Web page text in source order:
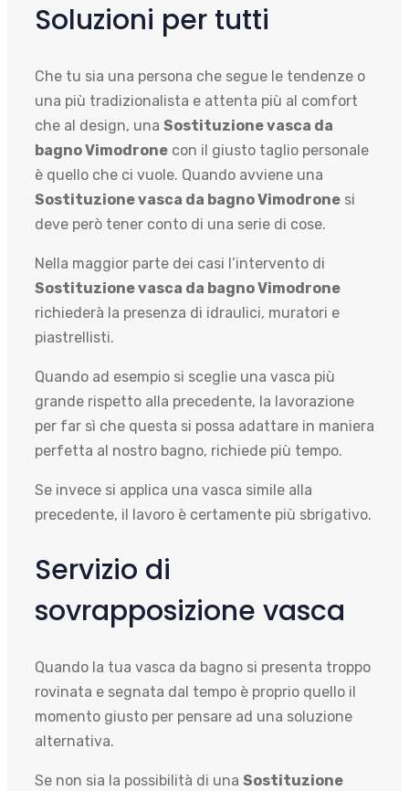
Soluzioni per tutti
Che tu sia una persona che segue le tendenze o
una più tradizionalista e attenta più al comfort
che al design, una Sostituzione vasca da
bagno Vimodrone con il giusto taglio personale
è quello che ci vuole. Quando avviene una
Sostituzione vasca da bagno Vimodrone si
deve però tener conto di una serie di cose.
Nella maggior parte dei casi l’intervento di
Sostituzione vasca da bagno Vimodrone
richiederà la presenza di idraulici, muratori e
piastrellisti.
Quando ad esempio si sceglie una vasca più
grande rispetto alla precedente, la lavorazione
per far sì che questa si possa adattare in maniera
perfetta al nostro bagno, richiede più tempo.
Se invece si applica una vasca simile alla
precedente, il lavoro è certamente più sbrigativo.
Servizio di
sovrapposizione vasca
Quando la tua vasca da bagno si presenta troppo
rovinata e segnata dal tempo è proprio quello il
momento giusto per pensare ad una soluzione
alternativa.
Se non sia la possibilità di una Sostituzione